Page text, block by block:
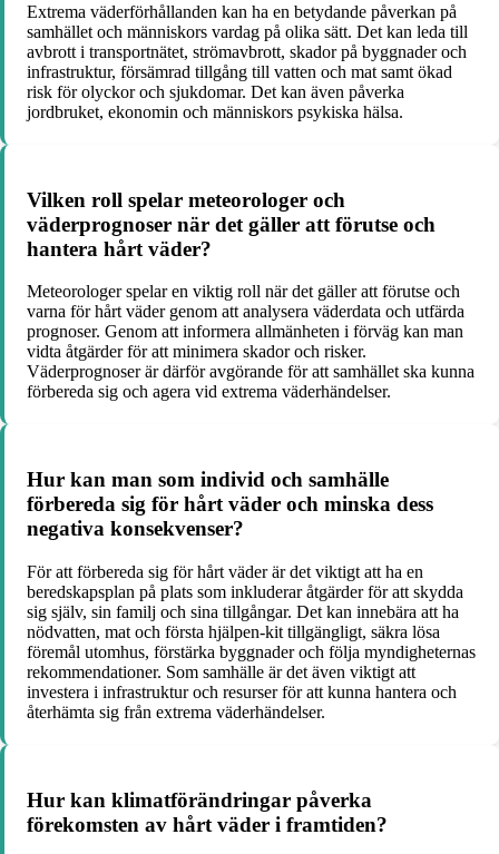
Extrema väderförhållanden kan ha en betydande påverkan på
samhället och människors vardag på olika sätt. Det kan leda till
avbrott i transportnätet, strömavbrott, skador på byggnader och
infrastruktur, försämrad tillgång till vatten och mat samt ökad
risk för olyckor och sjukdomar. Det kan även påverka
jordbruket, ekonomin och människors psykiska hälsa.
Vilken roll spelar meteorologer och
väderprognoser när det gäller att förutse och
hantera hårt väder?
Meteorologer spelar en viktig roll när det gäller att förutse och
varna för hårt väder genom att analysera väderdata och utfärda
prognoser. Genom att informera allmänheten i förväg kan man
vidta åtgärder för att minimera skador och risker.
Väderprognoser är därför avgörande för att samhället ska kunna
förbereda sig och agera vid extrema väderhändelser.
Hur kan man som individ och samhälle
förbereda sig för hårt väder och minska dess
negativa konsekvenser?
För att förbereda sig för hårt väder är det viktigt att ha en
beredskapsplan på plats som inkluderar åtgärder för att skydda
sig själv, sin familj och sina tillgångar. Det kan innebära att ha
nödvatten, mat och första hjälpen-kit tillgängligt, säkra lösa
föremål utomhus, förstärka byggnader och följa myndigheternas
rekommendationer. Som samhälle är det även viktigt att
investera i infrastruktur och resurser för att kunna hantera och
återhämta sig från extrema väderhändelser.
Hur kan klimatförändringar påverka
förekomsten av hårt väder i framtiden?